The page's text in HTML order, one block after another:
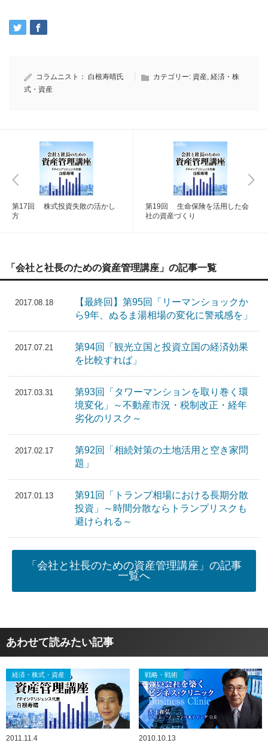
コラムニスト： 白根寿晴氏 カテゴリー: 資産, 経済・株
式・資産
第17回 株式投資失敗の活かし
方
第19回 生命保険を活用した会
社の資産づくり
「会社と社長のための資産管理講座」の記事一覧
2017.08.18
【最終回】第95回「リーマンショックか
ら9年、ぬるま湯相場の変化に警戒感を」
2017.07.21
第94回「観光立国と投資立国の経済効果
を比較すれば」
2017.03.31
第93回「タワーマンションを取り巻く環
境変化」～不動産市況・税制改正・経年
劣化のリスク～
2017.02.17
第92回「相続対策の土地活用と空き家問
題」
2017.01.13
第91回「トランプ相場における長期分散
投資」～時間分散ならトランプリスクも
避けられる～
「会社と社長のための資産管理講座」の記事
一覧へ
あわせて読みたい記事
経済・株式・資産
2011.11.4
戦略・戦術
2010.10.13